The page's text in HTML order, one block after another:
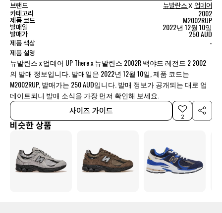
브랜드 뉴발란스x 업데어
카테고리
2002
제품 코드 M2002RUP
발매일 2022년 12월 10일
발매가 250 AUD
제품 색상 -
제품 설명
뉴발란스 x 업데어 UP There x 뉴발란스 2002R 백야드 레전드 2 2002
의 발매 정보입니다. 발매일은 2022년 12월 10일, 제품 코드는
M2002RUP, 발매가는 250 AUD입니다. 발매 정보가 공개되는 대로 업
데이트되니 발매 소식을 가장 먼저 확인해 보세요.
사이즈 가이드
2
비슷한 상품